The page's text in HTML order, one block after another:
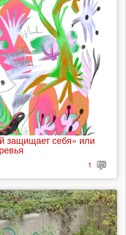
защищает себя» или
1